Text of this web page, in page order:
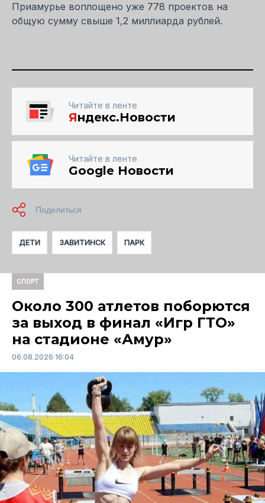
Приамурье воплощено уже 778 проектов на
общую сумму свыше 1,2 миллиарда рублей.
Читайте в ленте
Яндекс.Новости
Читайте в ленте
Google Новости
ДЕТИ ЗАВИТИНСК ПАРК
СПОРТ
Около 300 атлетов поборются
за выход в финал «Игр ГТО»
на стадионе «Амур»
06.08.2026 16:04